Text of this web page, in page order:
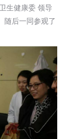
生健康委 领导
随后一同参观了